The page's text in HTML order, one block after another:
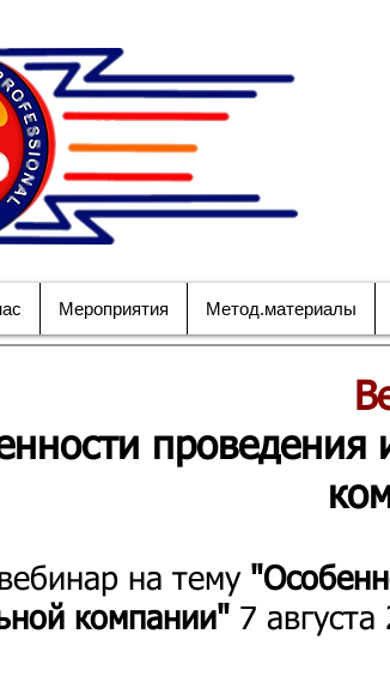
Мероприятия Метод.материалы
проведения
на тему
компании" 7 августа